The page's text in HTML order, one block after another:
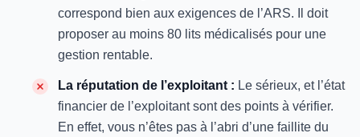
correspond bien aux exigences de l’ARS. Il doit
proposer au moins 80 lits médicalisés pour une
gestion rentable.
La réputation de l’exploitant : Le sérieux, et l’état
financier de l’exploitant sont des points à vérifier.
En effet, vous n’êtes pas à l’abri d’une faillite du